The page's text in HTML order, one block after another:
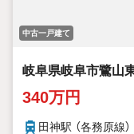
中古一戸建て
岐阜県岐阜市鷺山
340万円
田神駅 （各務原線）